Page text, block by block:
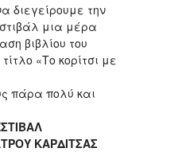
διεγείρουμε την
μια μέρα
βιβλίου του
«Το κορίτσι με
πάρα πολύ και
ΚΑΡΔΙΤΣΑΣ